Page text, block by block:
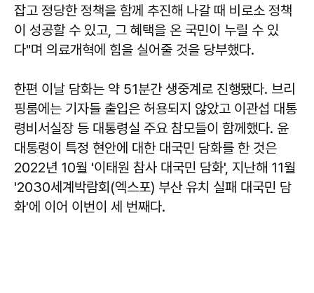
잡고 정당한 정책을 함께 추진해 나갈 때 비로소 정책
이 성공할 수 있고, 그 혜택을 온 국민이 누릴 수 있
다"며 의료개혁에 힘을 실어줄 것을 당부했다.
한편 이날 담화는 약 51분간 생중계로 진행됐다. 브리
핑룸에는 기자들 출입은 허용되지 않았고 이관섭 대통
령비서실장 등 대통령실 주요 참모들이 함께했다. 윤
대통령이 특정 현안에 대한 대국민 담화를 한 것은
2022년 10월 '이태원 참사 대국민 담화', 지난해 11월
'2030세계박람회(엑스포) 부산 유치 실패 대국민 담
화'에 이어 이번이 세 번째다.